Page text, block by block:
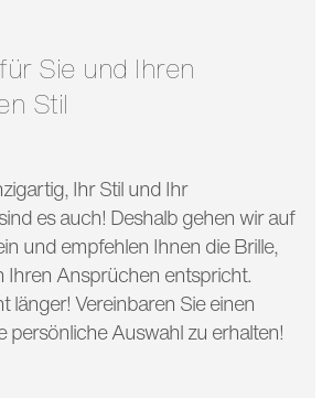
Stil
Ihr Stil und Ihr
es auch! Deshalb gehen wir auf
und empfehlen Ihnen die Brille,
Ihren Ansprüchen entspricht.
länger! Vereinbaren Sie einen
persönliche Auswahl zu erhalten!